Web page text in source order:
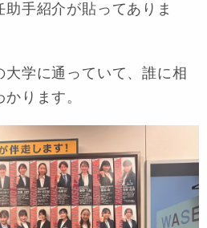
手紹介が貼ってありま
学に通っていて、誰に相
ります。